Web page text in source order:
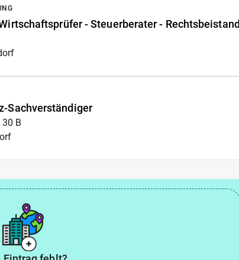
- Steuerberater - Rechtsbeistand
Sachverständiger
B